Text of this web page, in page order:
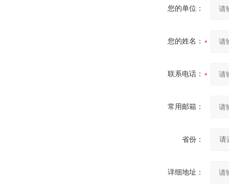
您的单位：
您的姓名：
联系电话：
常用邮箱：
省份：
详细地址：